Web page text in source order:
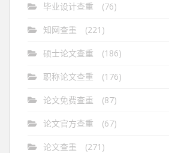
毕业设计查重 (76)
知网查重 (221)
硕士论文查重 (186)
职称论文查重 (176)
论文免费查重 (87)
论文官方查重 (67)
论文查重 (271)